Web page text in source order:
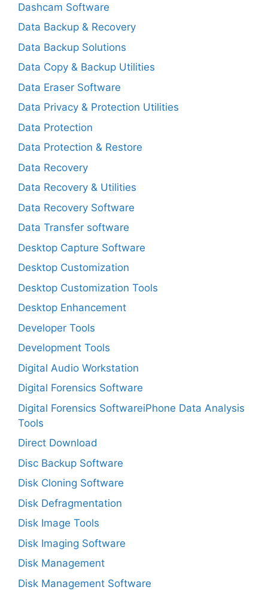
Dashcam Software
Data Backup & Recovery
Data Backup Solutions
Data Copy & Backup Utilities
Data Eraser Software
Data Privacy & Protection Utilities
Data Protection
Data Protection & Restore
Data Recovery
Data Recovery & Utilities
Data Recovery Software
Data Transfer software
Desktop Capture Software
Desktop Customization
Desktop Customization Tools
Desktop Enhancement
Developer Tools
Development Tools
Digital Audio Workstation
Digital Forensics Software
Digital Forensics SoftwareiPhone Data Analysis
Tools
Direct Download
Disc Backup Software
Disk Cloning Software
Disk Defragmentation
Disk Image Tools
Disk Imaging Software
Disk Management
Disk Management Software